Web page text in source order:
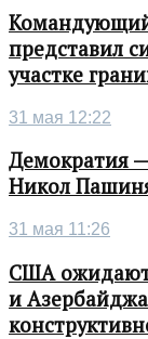
представил
участке
31 мая 12:22
Демократия
Никол
31 мая 11:26
США
и